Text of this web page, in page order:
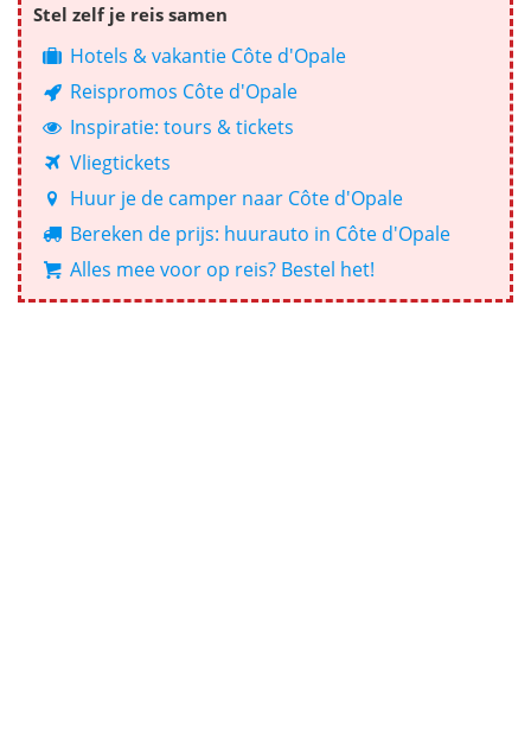
Stel zelf je reis samen
Hotels & vakantie Côte d'Opale
Reispromos Côte d'Opale
Inspiratie: tours & tickets
Vliegtickets
Huur je de camper naar Côte d'Opale
Bereken de prijs: huurauto in Côte d'Opale
Alles mee voor op reis? Bestel het!